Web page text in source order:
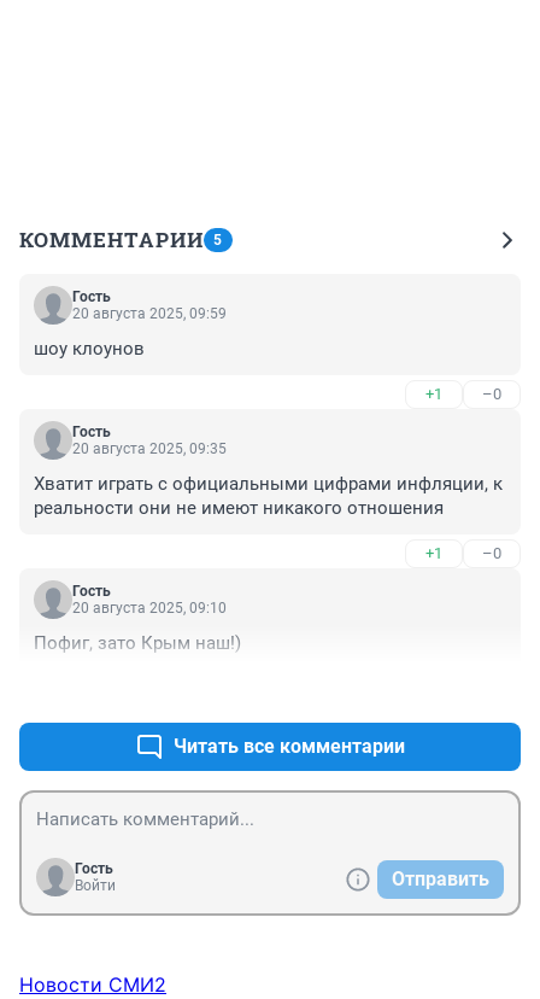
КОММЕНТАРИИ 5
Гость
20 августа 2025, 09:59
шоу клоунов
+1 –0
Гость
20 августа 2025, 09:35
Хватит играть с официальными цифрами инфляции, к
реальности они не имеют никакого отношения
+1 –0
Гость
20 августа 2025, 09:10
Пофиг, зато Крым наш!)
Читать все комментарии
Гость
Войти
Отправить
Новости СМИ2